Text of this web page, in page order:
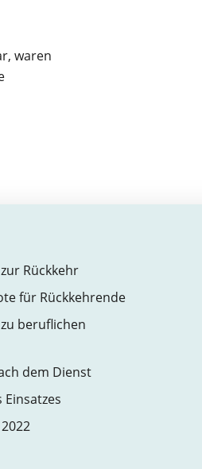
waren
Rückkehr
für Rückkehrende
beruflichen
dem Dienst